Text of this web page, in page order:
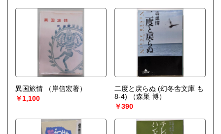
異国旅情
（岸信宏著）
￥1,100
二度と戻らぬ (幻冬舎文庫 も
8-4)
（森巣 博）
￥390